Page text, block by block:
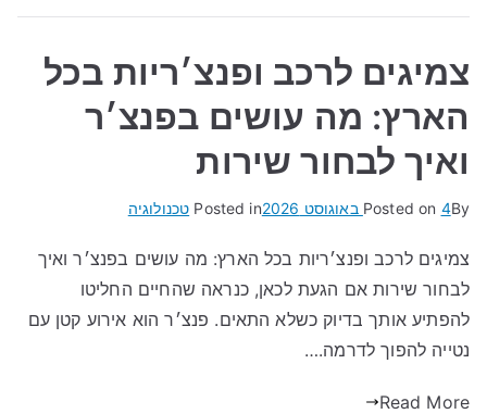
צמיגים לרכב ופנצ׳ריות בכל
הארץ: מה עושים בפנצ׳ר
ואיך לבחור שירות
By
Posted on 4 באוגוסט 2026 Posted in טכנולוגיה
צמיגים לרכב ופנצ׳ריות בכל הארץ: מה עושים בפנצ׳ר ואיך
לבחור שירות אם הגעת לכאן, כנראה שהחיים החליטו
להפתיע אותך בדיוק כשלא התאים. פנצ׳ר הוא אירוע קטן עם
נטייה להפוך לדרמה.…
Read More